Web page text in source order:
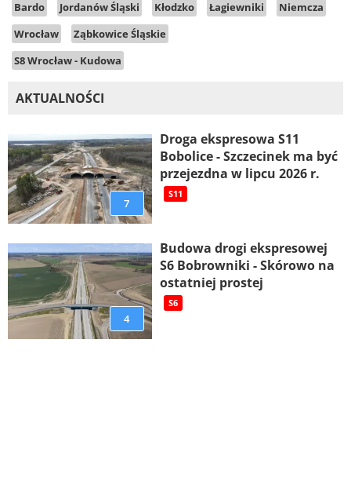
Bardo
Jordanów Śląski Kłodzko Łagiewniki
Niemcza
Wrocław
Ząbkowice Śląskie
S8 Wrocław - Kudowa
AKTUALNOŚCI
7
Droga ekspresowa S11
Bobolice - Szczecinek ma być
przejezdna w lipcu 2026 r.
S11
4
Budowa drogi ekspresowej
S6 Bobrowniki - Skórowo na
ostatniej prostej
S6